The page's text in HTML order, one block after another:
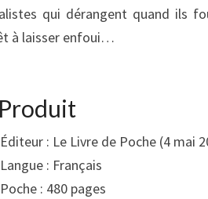
qui dérangent quand ils
à laisser enfoui…
Éditeur : Le Livre de Poche (4 mai
Langue : Français
Poche : 480 pages